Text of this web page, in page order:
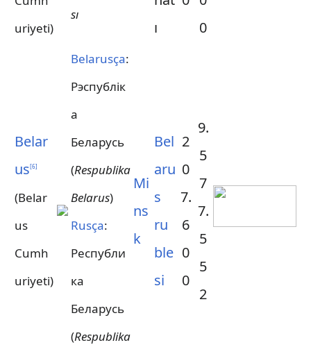
uriyeti)
sı
ı
0
Belar
us[6]
(Belar
us
Cumh
uriyeti)
Belarusça:
Рэспублік
а
Беларусь
(Respublika
Belarus)
Rusça:
Республи
ка
Беларусь
(Respublika
Mi
ns
k
Bel
aru
s
ru
ble
si
2
0
7.
6
0
0
9.
5
7
7.
5
5
2